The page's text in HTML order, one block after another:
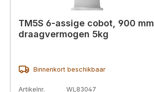
TM5S 6-assige cobot, 900 mm,
draagvermogen 5kg
Binnenkort beschikbaar
Artikelnr. WL83047